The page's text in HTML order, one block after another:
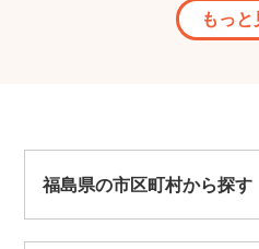
もっと
福島県の市区町村から探す